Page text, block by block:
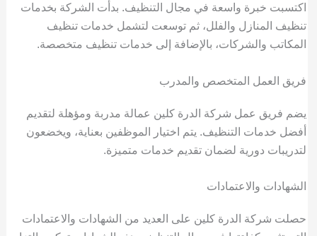
اكتسبت خبرة واسعة في مجال التنظيف. بدأت الشركة بخدمات
تنظيف المنازل والفلل، ثم توسعت لتشمل خدمات تنظيف
المكاتب والشركات، بالإضافة إلى خدمات تنظيف متخصصة.
فريق العمل المتخصص والمدرب
يضم فريق عمل شركة الدرة كلين عمالة مدربة ومؤهلة لتقديم
أفضل خدمات التنظيف. يتم اختيار الموظفين بعناية، ويخضعون
لتدريبات دورية لضمان تقديم خدمات متميزة.
الشهادات والاعتمادات
حصلت شركة الدرة كلين على العديد من الشهادات والاعتمادات